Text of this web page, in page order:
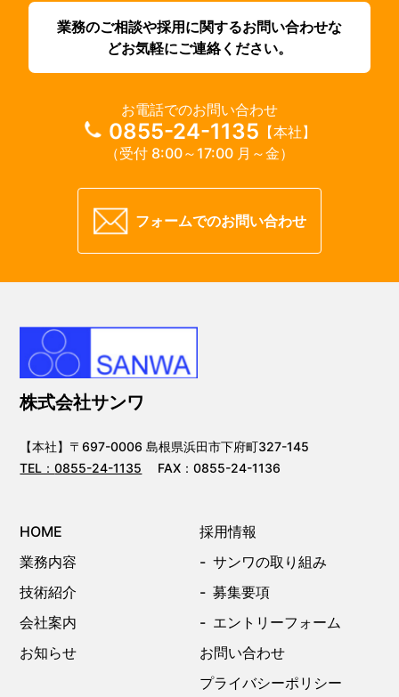
業務のご相談や採用に関するお問い合わせな
どお気軽にご連絡ください。
フォームでのお問い合わせ
お電話でのお問い合わせ
0855-24-1135 【本社】
（受付 8:00～17:00 月～金）
株式会社サンワ
【本社】〒697-0006 島根県浜田市下府町327-145
TEL：0855-24-1135 FAX：0855-24-1136
HOME
業務内容
技術紹介
会社案内
お知らせ
採用情報
サンワの取り組み
募集要項
エントリーフォーム
お問い合わせ
プライバシーポリシー